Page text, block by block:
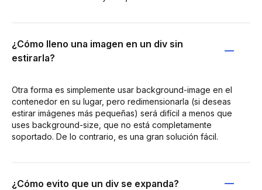
¿Cómo lleno una imagen en un div sin
estirarla?
Otra forma es simplemente usar background-image en el
contenedor en su lugar, pero redimensionarla (si deseas
estirar imágenes más pequeñas) será difícil a menos que
uses background-size, que no está completamente
soportado. De lo contrario, es una gran solución fácil.
¿Cómo evito que un div se expanda?